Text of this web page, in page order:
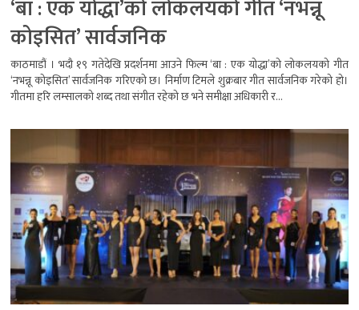
‘बा : एक योद्धा’को लोकलयको गीत ‘नभन्नू
कोइसित’ सार्वजनिक
काठमाडौं । भदौ १९ गतेदेखि प्रदर्शनमा आउने फिल्म ‘बा : एक योद्धा’को लोकलयको गीत
‘नभन्नू कोइसित’ सार्वजनिक गरिएको छ। निर्माण टिमले शुक्रबार गीत सार्वजनिक गरेको हो।
गीतमा हरि लम्सालको शब्द तथा संगीत रहेको छ भने समीक्षा अधिकारी र...